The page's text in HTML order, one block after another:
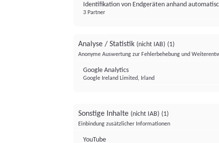
Identifikation von Endgeräten anhand
3 Partner
Analyse / Statistik (nicht IAB) (1)
Anonyme Auswertung zur Fehlerbehebung und
Google Analytics
Google Ireland Limited, Irland
Sonstige Inhalte (nicht IAB) (1)
Einbindung zusätzlicher Informationen
YouTube